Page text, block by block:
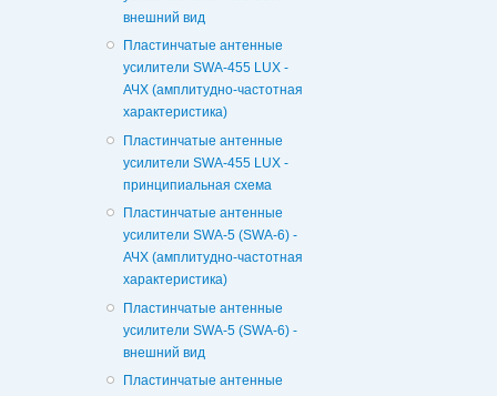
внешний вид
Пластинчатые антенные
усилители SWA-455 LUX -
АЧХ (амплитудно-частотная
характеристика)
Пластинчатые антенные
усилители SWA-455 LUX -
принципиальная схема
Пластинчатые антенные
усилители SWA-5 (SWA-6) -
АЧХ (амплитудно-частотная
характеристика)
Пластинчатые антенные
усилители SWA-5 (SWA-6) -
внешний вид
Пластинчатые антенные